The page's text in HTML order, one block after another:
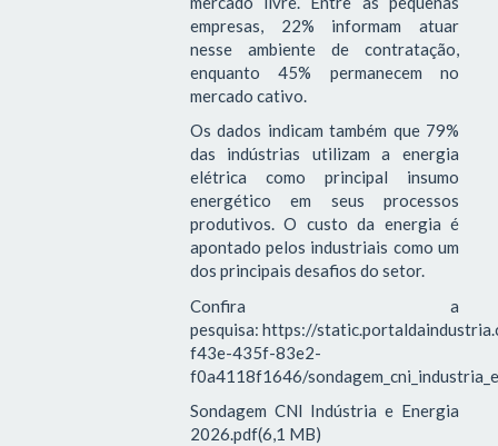
empresas, 22% informam atuar
nesse ambiente de contratação,
enquanto 45% permanecem no
mercado cativo.
Os dados indicam também que 79%
das indústrias utilizam a energia
elétrica como principal insumo
energético em seus processos
produtivos. O custo da energia é
apontado pelos industriais como um
dos principais desafios do setor.
Confira a
pesquisa: https://
f43e-435f-83e2-
f0a4118f1646/
Sondagem CNI Indústria e Energia
2026.pdf(6,1 MB)